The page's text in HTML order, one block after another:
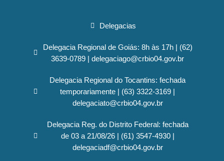
Delegacias
Delegacia Regional de Goiás: 8h às 17h | (62)
3639-0789 | delegaciago@crbio04.gov.br
Delegacia Regional do Tocantins: fechada
temporariamente | (63) 3322-3169 |
delegaciato@crbio04.gov.br
Delegacia Reg. do Distrito Federal: fechada
de 03 a 21/08/26 | (61) 3547-4930 |
delegaciadf@crbio04.gov.br